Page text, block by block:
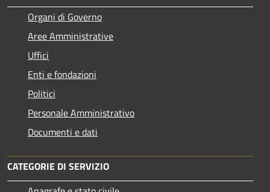
Organi di Governo
Aree Amministrative
Uffici
Enti e fondazioni
Politici
Personale Amministrativo
Documenti e dati
CATEGORIE DI SERVIZIO